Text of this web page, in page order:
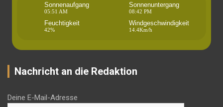
Sonnenaufgang
05:51 AM
Sonnenuntergang
08:42 PM
Feuchtigkeit
42%
Windgeschwindigkeit
14.4Km/h
Nachricht an die Redaktion
Deine E-Mail-Adresse